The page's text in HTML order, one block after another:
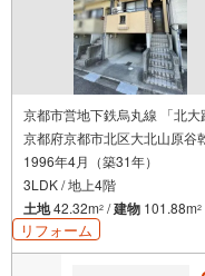
京都市営地下鉄烏丸線 「北
京都府京都市北区大北山原谷
1996年4月（築31年）
3LDK / 地上4階
土地42.32m2 /建物 101.88m2
リフォーム